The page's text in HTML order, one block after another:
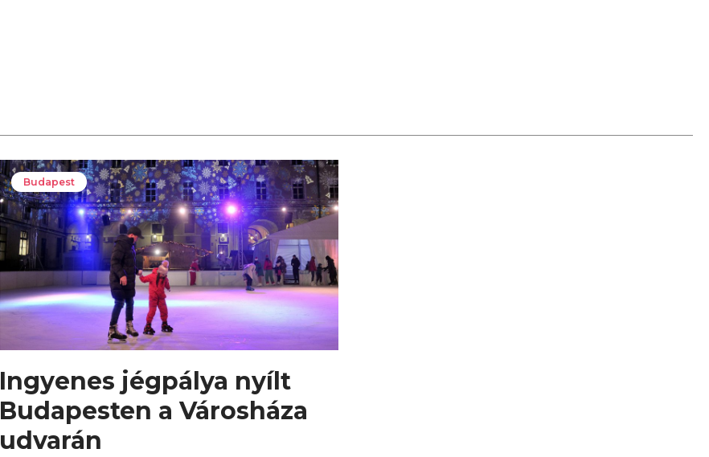
Budapest
Ingyenes jégpálya nyílt
Budapesten a Városháza
udvarán